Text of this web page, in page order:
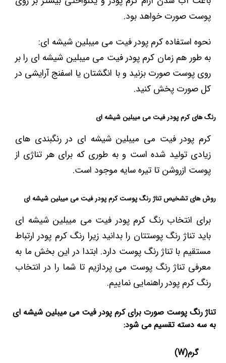
پوست صورت خواهد بود.
نحوه استفاده کرم پودر فیت می میبلین شیشه ای:
به طور هم زمان کرم پودر فیت می میبلین شیشه ای را بر
روی پوست صورت بزنید و با انگشتان یا اسفنج آرایشی در
کل صورت پخش کنید.
رنگ های کرم پودر فیت می میبلین شیشه ای
کرم پودر فیت می میبلین شیشه ای در رنگبندی های
زیادی تولید شده است و به طوری که برای هر تناژی از
پوست ازروشن تا تیره سایه موجود است.
روش های تشخیص تناژ رنگ پوست کرم پودر فیت می میبلین شیشه ای
برای انتخاب رنگ کرم پودر فیت می میبلین شیشه ای
باید تناژ رنگ پوستتان را بدانید زیرا رنگ کرم پودر ارتباط
مستقیم با تناژ رنگ پوست دارد. ابتدا در این بخش ما به
معرفی تناژ رنگ پوست می پردازیم تا شما را در انتخاب
رنگ کرم پودر راهنمایی نماییم.
تناژ رنگ پوست صورت برای کرم پودر فیت می میبلین شیشه ای
به سه دسته تقسیم می شود:
گرم(W)